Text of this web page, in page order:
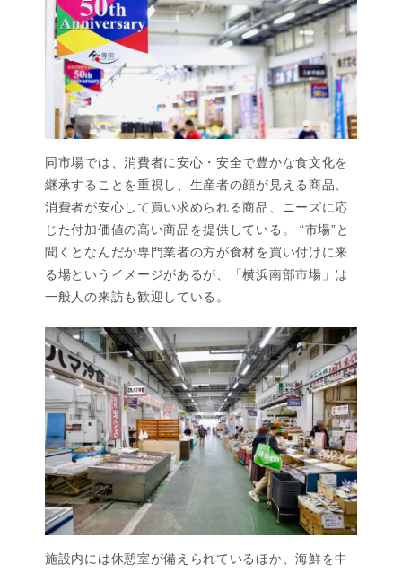
同市場では、消費者に安心・安全で豊かな食文化を
継承することを重視し、生産者の顔が見える商品、
消費者が安心して買い求められる商品、ニーズに応
じた付加価値の高い商品を提供している。 “市場”と
聞くとなんだか専門業者の方が食材を買い付けに来
る場というイメージがあるが、「横浜南部市場」は
一般人の来訪も歓迎している。
施設内には休憩室が備えられているほか、海鮮を中